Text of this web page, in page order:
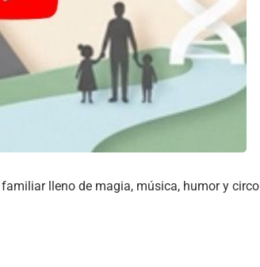
lleno de magia, música, humor y circo